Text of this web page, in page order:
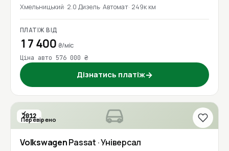
Хмельницький 2.0 Дизель Автомат 249к км
ПЛАТІЖ ВІД
17 400 ₴/міс
Ціна авто 576 000 ₴
Дізнатись платіж→
2012
Перевірено
1 власник
VolkswagenPassat · Універсал